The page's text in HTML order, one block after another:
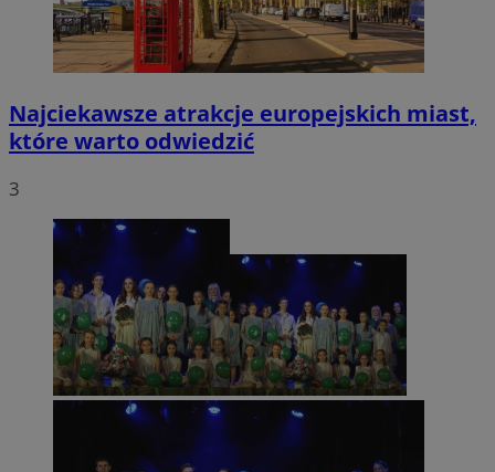
Najciekawsze atrakcje europejskich miast,
które warto odwiedzić
3